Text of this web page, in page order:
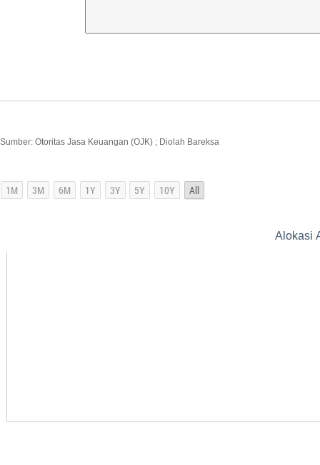
Sumber: Otoritas Jasa Keuangan (OJK) ; Diolah Bareksa
Alokasi